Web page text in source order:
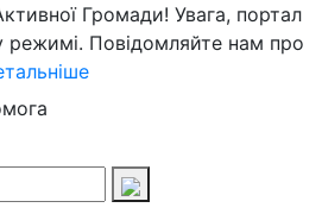
Громади! Увага, портал
Повідомляйте нам про